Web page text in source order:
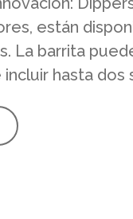
están
La barrita
hasta dos